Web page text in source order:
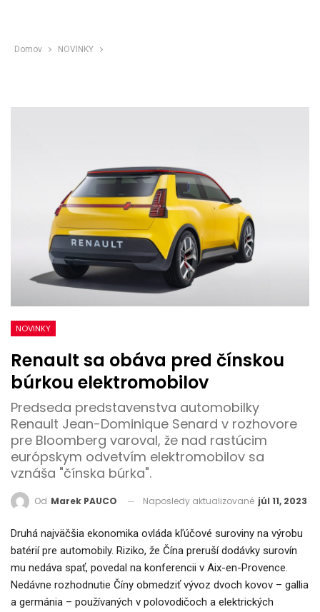
Domov NOVINKY
NOVINKY
Renault sa obáva pred čínskou
búrkou elektromobilov
Predseda predstavenstva automobilky
Renault Jean-Dominique Senard v rozhovore
pre Bloomberg varoval, že nad rastúcim
európskym odvetvím elektromobilov sa
vznáša "čínska búrka".
Od Marek PAUCO Naposledy aktualizované júl 11, 2023
Druhá najväčšia ekonomika ovláda kľúčové suroviny na výrobu
batérií pre automobily. Riziko, že Čína preruší dodávky surovín
mu nedáva spať, povedal na konferencii v Aix-en-Provence.
Nedávne rozhodnutie Číny obmedziť vývoz dvoch kovov – gallia
a germánia – používaných v polovodičoch a elektrických